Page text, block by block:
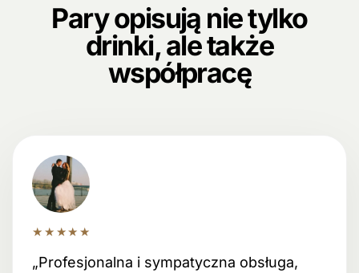
Pary opisują nie tylko
drinki, ale także
współpracę
★★★★★
„Profesjonalna i sympatyczna obsługa,